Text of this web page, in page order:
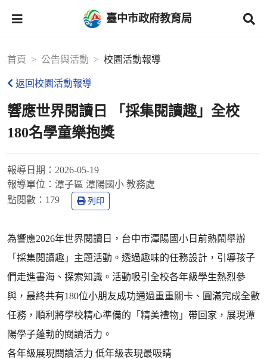
臺中市政府教育局
首頁 公告與活動 校園活動報導
返回校園活動報導
響應世界閱讀日 「採集閱讀趣」全校
180名學童樂抱獎
報導日期： 2026-05-19
報導單位： 潭子區 潭陽國小 教務處
點閱數： 179 列印
為響應2026年世界閱讀日，台中市潭陽國小日前熱鬧舉辦
「採集閱讀趣」主題活動。透過趣味的任務設計，引導孩子
們走進書海、探索知識。活動吸引全校各年級學生熱烈參
與，最終共有180位小朋友成功通過重重關卡、圓滿完成全數
任務，順利將學校精心準備的「精美禮物」帶回家，展現潭
陽學子蓬勃的閱讀活力。
各年級展現閱讀活力 低年級表現最吸睛